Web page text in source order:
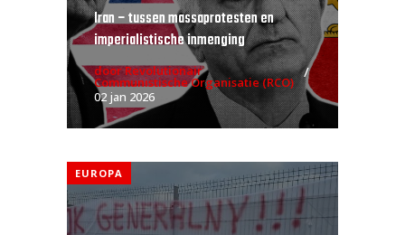
Iran – tussen massaprotesten en
imperialistische inmenging
door Revolutionair
Communistische Organisatie (RCO)
02 jan 2026
EUROPA